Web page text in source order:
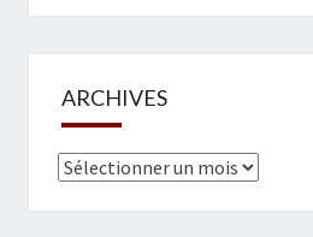
ARCHIVES
Archives